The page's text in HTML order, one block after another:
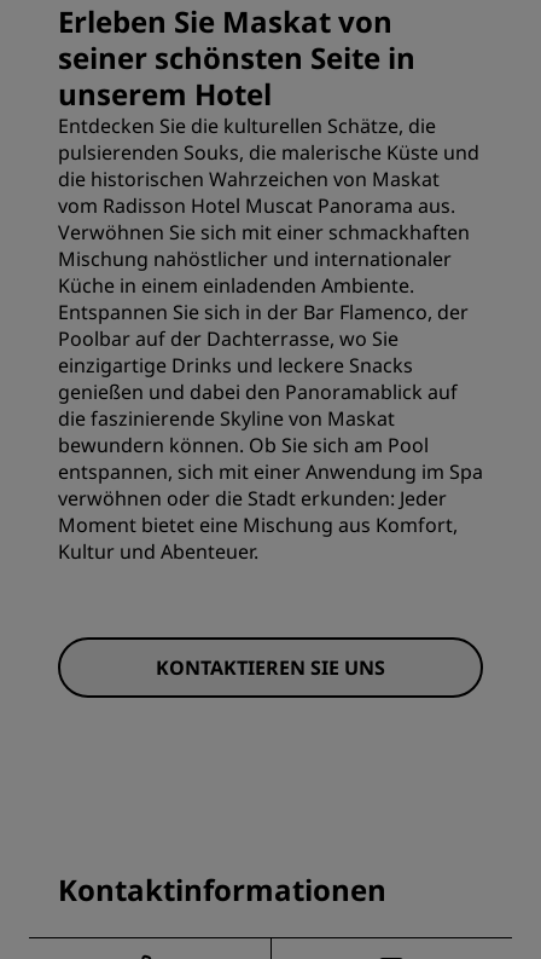
Erleben Sie Maskat von
seiner schönsten Seite in
unserem Hotel
Entdecken Sie die kulturellen Schätze, die
pulsierenden Souks, die malerische Küste und
die historischen Wahrzeichen von Maskat
vom Radisson Hotel Muscat Panorama aus.
Verwöhnen Sie sich mit einer schmackhaften
Mischung nahöstlicher und internationaler
Küche in einem einladenden Ambiente.
Entspannen Sie sich in der Bar Flamenco, der
Poolbar auf der Dachterrasse, wo Sie
einzigartige Drinks und leckere Snacks
genießen und dabei den Panoramablick auf
die faszinierende Skyline von Maskat
bewundern können. Ob Sie sich am Pool
entspannen, sich mit einer Anwendung im Spa
verwöhnen oder die Stadt erkunden: Jeder
Moment bietet eine Mischung aus Komfort,
Kultur und Abenteuer.
KONTAKTIEREN SIE UNS
Kontaktinformationen